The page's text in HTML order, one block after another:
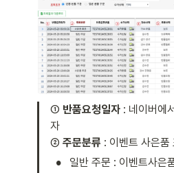
① 반품요청일자 : 네이버에
자
② 주문분류 : 이벤트 사은품
• 일반 주문 : 이벤트사은